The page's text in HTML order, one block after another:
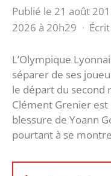
Publié le 21 août
2026 à 20h29 ·
L’Olympique
séparer de ses
le départ du second
Clément Grenier est
blessure de Yoann
pourtant à se